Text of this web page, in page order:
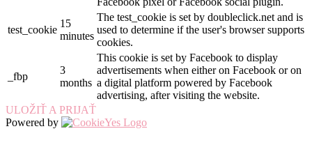
test_cookie
15
minutes
The test_cookie is set by doubleclick.net and is
used to determine if the user's browser supports
cookies.
_fbp
3
months
This cookie is set by Facebook to display
advertisements when either on Facebook or on
a digital platform powered by Facebook
advertising, after visiting the website.
ULOŽIŤ A PRIJAŤ
Powered by